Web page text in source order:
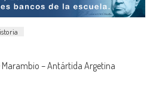
– Antártida Argetina